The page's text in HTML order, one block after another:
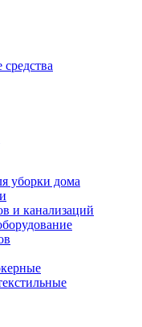
уборки дома
и канализаций